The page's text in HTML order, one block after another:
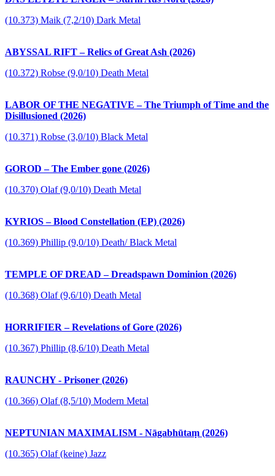
(10.373) Maik (7,2/10) Dark Metal
ABYSSAL RIFT – Relics of Great Ash (2026)
(10.372) Robse (9,0/10) Death Metal
LABOR OF THE NEGATIVE – The Triumph of Time and the
Disillusioned (2026)
(10.371) Robse (3,0/10) Black Metal
GOROD – The Ember gone (2026)
(10.370) Olaf (9,0/10) Death Metal
KYRIOS – Blood Constellation (EP) (2026)
(10.369) Phillip (9,0/10) Death/ Black Metal
TEMPLE OF DREAD – Dreadspawn Dominion (2026)
(10.368) Olaf (9,6/10) Death Metal
HORRIFIER – Revelations of Gore (2026)
(10.367) Phillip (8,6/10) Death Metal
RAUNCHY - Prisoner (2026)
(10.366) Olaf (8,5/10) Modern Metal
NEPTUNIAN MAXIMALISM - Nāgabhūtaṃ (2026)
(10.365) Olaf (keine) Jazz